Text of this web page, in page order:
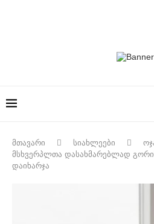
მთავარი სიახლეები
მსხვერპლთა დასახმარებლად
დაიხარჯა